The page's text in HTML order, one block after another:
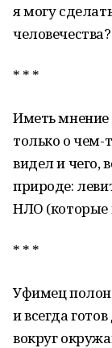
я могу
* * *
Иметь
только о чем-
видел и чего,
природе:
НЛО (которые
* * *
Уфимец полон
и всегда
вокруг